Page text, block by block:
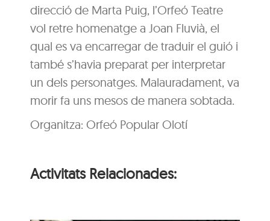
direcció de Marta Puig, l’Orfeó Teatre
vol retre homenatge a Joan Fluvià, el
qual es va encarregar de traduir el guió i
també s’havia preparat per interpretar
un dels personatges. Malauradament, va
morir fa uns mesos de manera sobtada.
Organitza: Orfeó Popular Olotí
Activitats Relacionades: